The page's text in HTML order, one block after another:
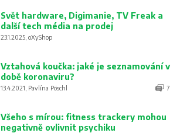
Svět hardware, Digimanie, TV Freak a
další tech média na prodej
23.1.2025, oXyShop
Vztahová koučka: jaké je seznamování v
době koronaviru?
13.4.2021, Pavlína Pöschl 7
Všeho s mírou: fitness trackery mohou
negativně ovlivnit psychiku